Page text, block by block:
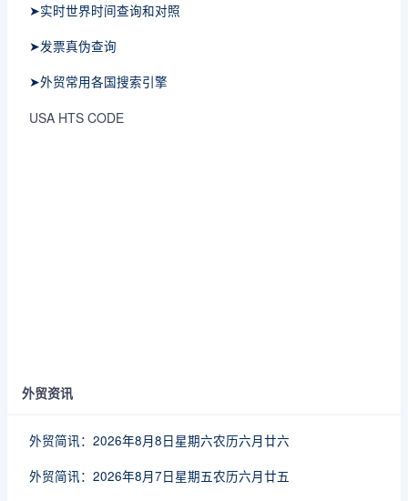
➤实时世界时间查询和对照
➤发票真伪查询
➤外贸常用各国搜索引擎
USA HTS CODE
外贸资讯
外贸简讯：2026年8月8日星期六农历六月廿六
外贸简讯：2026年8月7日星期五农历六月廿五